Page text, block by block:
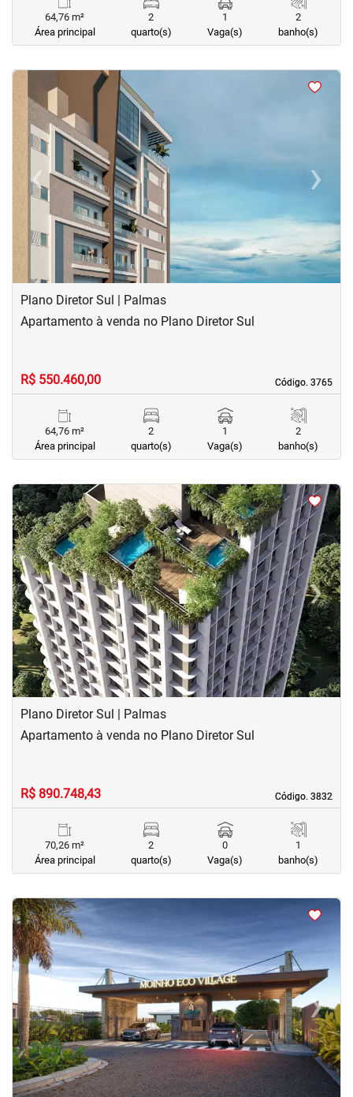
64,76 m²
Área principal
2
quarto(s)
1
Vaga(s)
2
banho(s)
< <
‹Previous ›Next
Plano Diretor Sul | Palmas
Código. 3765
Código. 3765
Apartamento à venda no Plano Diretor Sul
R$ 550.460,00
64,76 m²
Área principal
2
quarto(s)
1
Vaga(s)
2
banho(s)
<<<<
‹Previous ›Next
Plano Diretor Sul | Palmas
Código. 3832
Código. 3832
Apartamento à venda no Plano Diretor Sul
R$ 890.748,43
70,26 m²
Área principal
2
quarto(s)
0
Vaga(s)
1
banho(s)
<<<<
‹Previous ›Next